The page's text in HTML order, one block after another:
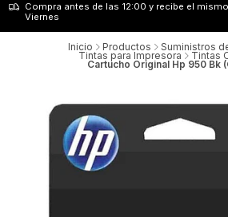
Compra antes de las 12:00 y recibe el
Viernes
Inicio Productos Suministros
Tintas para Impresora Tintas
Cartucho Original Hp 950 Bk